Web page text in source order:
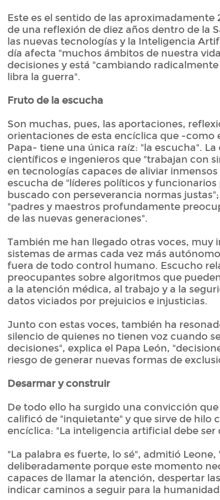
Este es el sentido de las
de una reflexión de diez años dentro de la
las nuevas tecnologías y la Inteligencia
día afecta "muchos ámbitos de nuestra
decisiones y está "cambiando
libra la guerra".
Fruto de la escucha
Son muchas, pues, las aportaciones,
orientaciones de esta encíclica que -como
Papa- tiene una única raíz: "la escucha". La
científicos e ingenieros que "trabajan con
en tecnologías capaces de aliviar
escucha de "líderes políticos y
buscado con perseverancia normas
"padres y maestros profundamente
de las nuevas generaciones".
También me han llegado otras voces, muy
sistemas de armas cada vez más
fuera de todo control humano. Escucho
preocupantes sobre algoritmos que
a la atención médica, al trabajo y a la
datos viciados por prejuicios e injusticias.
Junto con estas voces, también ha
silencio de quienes no tienen voz cuando
decisiones", explica el Papa León,
riesgo de generar nuevas formas de
Desarmar y construir
De todo ello ha surgido una convicción
calificó de "inquietante" y que sirve de hilo
encíclica: "La inteligencia artificial debe
"La palabra es fuerte, lo sé", admitió Leone,
deliberadamente porque este momento
capaces de llamar la atención, despertar
indicar caminos a seguir para la